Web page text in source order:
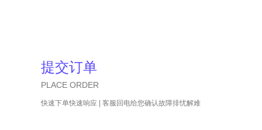
提交订单
PLACE ORDER
快速下单快速响应 | 客服回电给您确认故障排忧解难